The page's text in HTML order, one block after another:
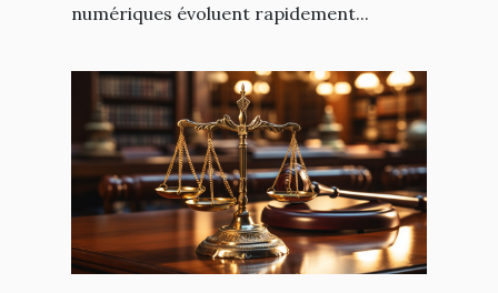
numériques évoluent rapidement...